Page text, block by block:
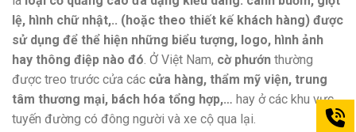
lệ, hình chữ nhật,.. (hoặc theo thiết kế khách hàng) được
sử dụng để thể hiện những biểu tượng, logo, hình ảnh
hay thông điệp nào đó. Ở Việt Nam, cờ phướn thường
được treo trước cửa các cửa hàng, thẩm mỹ viện, trung
tâm thương mại, bách hóa tổng hợp,… hay ở các khu vực,
tuyến đường có đông người và xe cộ qua lại.